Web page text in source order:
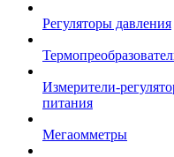
Регуляторы давления
Измерители-
питания
Мегаомметры